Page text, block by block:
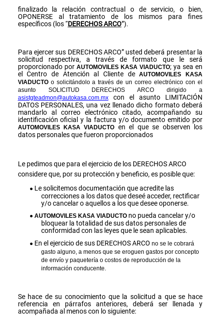
finalizado la relación contractual o de servicio, o bien,
OPONERSE al tratamiento de los mismos para fines
específicos (los “DERECHOS ARCO”).
Para ejercer sus DERECHOS ARCO” usted deberá presentar la
solicitud respectiva, a través de formato que le será
proporcionado por AUTOMOVILES KASA VIADUCTO; ya sea en
el Centro de Atención al Cliente deAUTOMOVILES
KASA
VIADUCTO o solicitándolo a través de un correo electrónico con el
asunto SOLICITUD DERECHOS ARCO dirigido a
asistgteadmon@autokasa.com.mx
con el asunto LIMITACIÓN
DATOS PERSONALES, una vez llenado dicho formato deberá
mandarlo al correo electrónico citado, acompañando su
identificación oficial y la factura y/o documento emitido por
AUTOMOVILES KASA VIADUCTO en el que se observen los
datos personales que fueron proporcionados
Le pedimos que para el ejercicio de los DERECHOS ARCO
considere que, por su protección y beneficio, es posible que:
Le solicitemos documentación que acredite las
correcciones a los datos que deseé acceder, rectificar
y/o cancelar o aquellos a los que desee oponerse.
AUTOMOVILES KASA VIADUCTO no pueda cancelar y/o
bloquear la totalidad de sus datos personales de
conformidad con las leyes que le sean aplicables.
En el ejercicio de sus DERECHOS ARCO no se le cobrará
gasto alguno, a menos que se eroguen gastos por concepto
de envío y paquetería o costos de reproducción de la
información conducente.
Se hace de su conocimiento que la solicitud a que se hace
referencia en párrafos anteriores, deberá ser llenada y
acompañada al menos con lo siguiente: